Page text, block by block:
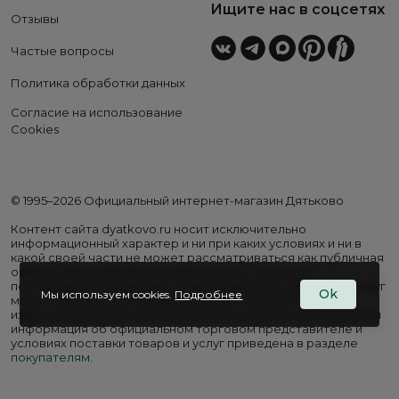
Отзывы
Частые вопросы
Политика обработки данных
Согласие на использование
Cookies
Ищите нас в соцсетях
© 1995–2026 Официальный интернет-магазин Дятьково
Контент сайта dyatkovo.ru носит исключительно
информационный характер и ни при каких условиях и ни в
какой своей части не может рассматриваться как публичная
оферта. Внешний вид, комплектация и стоимость
поставляемой продукции, а также перечень сервисных услуг
могут отличаться от представленных на сайте. Цены на
изделия варьируются в зависимости от региона. Подробная
информация об официальном торговом представителе и
условиях поставки товаров и услуг приведена в разделе
покупателям
Мы используем cookies. Подробнее Ok